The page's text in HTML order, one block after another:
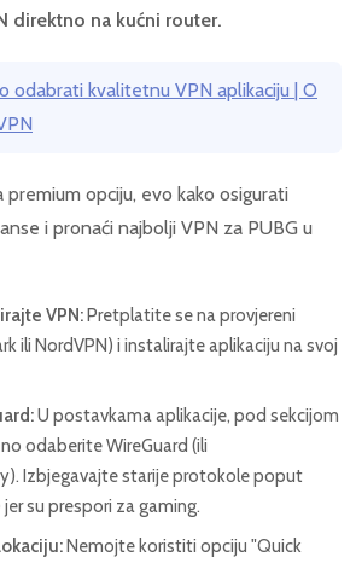
direktno na kućni router.
odabrati kvalitetnu VPN aplikaciju | O
opciju, evo kako osigurati
i pronaći najbolji VPN za PUBG u
VPN:Pretplatite se na provjereni
ili NordVPN) i instalirajte aplikaciju na svoj
U postavkama aplikacije, pod sekcijom
odaberite WireGuard (ili
Izbjegavajte starije protokole poput
su prespori za gaming.
Nemojte koristiti opciju "Quick